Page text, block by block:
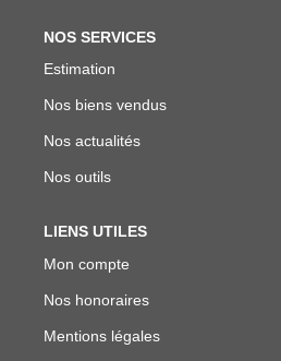
NOS SERVICES
Estimation
Nos biens vendus
Nos actualités
Nos outils
LIENS UTILES
Mon compte
Nos honoraires
Mentions légales